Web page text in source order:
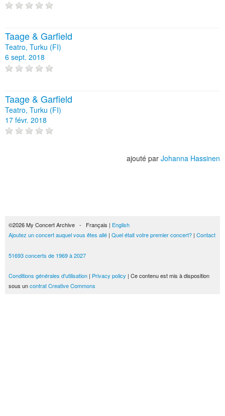
Taage & Garfield
Teatro, Turku (FI)
6 sept. 2018
Taage & Garfield
Teatro, Turku (FI)
17 févr. 2018
ajouté par Johanna Hassinen
©2026 My Concert Archive - Français | English
Ajoutez un concert auquel vous êtes allé | Quel était votre premier concert? | Contact
51693 concerts de 1969 à 2027
Conditions générales d'utilisation | Privacy policy | Ce contenu est mis à disposition
sous uncontrat Creative Commons